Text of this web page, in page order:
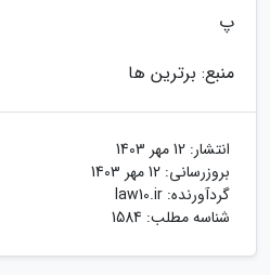
پ
منبع: برترین ها
انتشار: 12 مهر 1403
بروزرسانی: 12 مهر 1403
گردآورنده: law10.ir
شناسه مطلب: 1584